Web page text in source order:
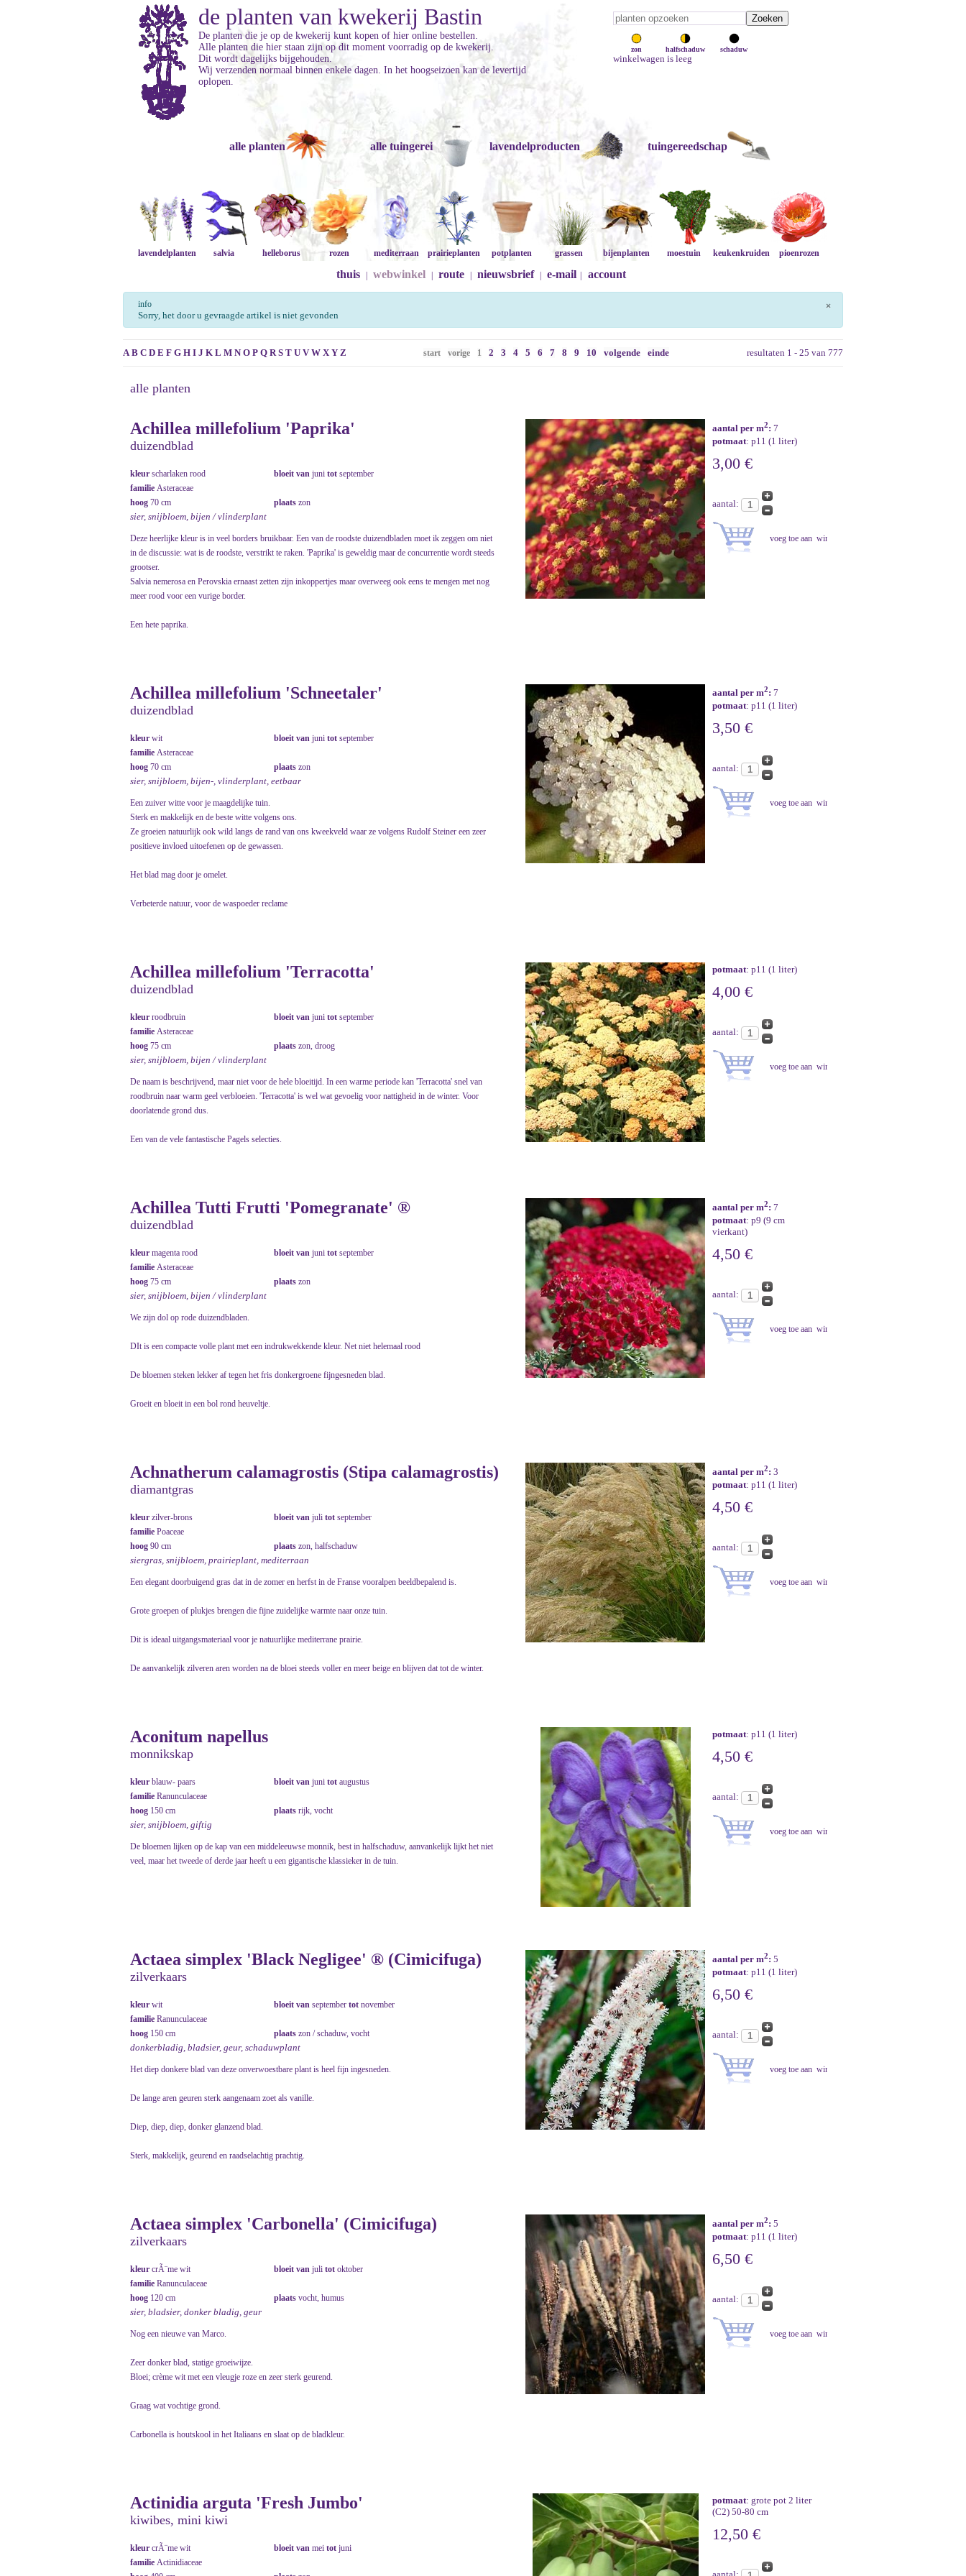
zon halfschaduw schaduw
winkelwagen is leeg
de planten van kwekerij Bastin
De planten die je op de kwekerij kunt kopen of hier online bestellen.
Alle planten die hier staan zijn op dit moment voorradig op de kwekerij.
Dit wordt dagelijks bijgehouden.
Wij verzenden normaal binnen enkele dagen. In het hoogseizoen kan de levertijd
oplopen.
alle planten alle tuingerei lavendelproducten tuingereedschap
lavendelplanten salvia helleborus rozen mediterraan prairieplanten potplanten grassen bijenplanten moestuin keukenkruiden pioenrozen
thuis webwinkel route nieuwsbrief e-mail account
×
info
Sorry, het door u gevraagde artikel is niet gevonden
A B C D E F G H I J K L M N O P Q R S T U V W X Y Z resultaten 1 - 25 van 777
start vorige 1 2 3 4 5 6 7 8 9 10 volgende einde
alle planten
Achillea millefolium 'Paprika'
duizendblad
kleur scharlaken rood bloeit van juni tot september
familie Asteraceae
hoog 70 cm plaats zon
sier, snijbloem, bijen / vlinderplant
Deze heerlijke kleur is in veel borders bruikbaar. Een van de roodste duizendbladen moet ik zeggen om niet
in de discussie: wat is de roodste, verstrikt te raken. 'Paprika' is geweldig maar de concurrentie wordt steeds
grootser.
Salvia nemerosa en Perovskia ernaast zetten zijn inkoppertjes maar overweeg ook eens te mengen met nog
meer rood voor een vurige border.
Een hete paprika.
aantal per m2: 7
potmaat: p11 (1 liter)
3,00 €
aantal:
Achillea millefolium 'Schneetaler'
duizendblad
kleur wit bloeit van juni tot september
familie Asteraceae
hoog 70 cm plaats zon
sier, snijbloem, bijen-, vlinderplant, eetbaar
Een zuiver witte voor je maagdelijke tuin.
Sterk en makkelijk en de beste witte volgens ons.
Ze groeien natuurlijk ook wild langs de rand van ons kweekveld waar ze volgens Rudolf Steiner een zeer
positieve invloed uitoefenen op de gewassen.
Het blad mag door je omelet.
Verbeterde natuur, voor de waspoeder reclame
aantal per m2: 7
potmaat: p11 (1 liter)
3,50 €
aantal:
Achillea millefolium 'Terracotta'
duizendblad
kleur roodbruin bloeit van juni tot september
familie Asteraceae
hoog 75 cm plaats zon, droog
sier, snijbloem, bijen / vlinderplant
De naam is beschrijvend, maar niet voor de hele bloeitijd. In een warme periode kan 'Terracotta' snel van
roodbruin naar warm geel verbloeien. 'Terracotta' is wel wat gevoelig voor nattigheid in de winter. Voor
doorlatende grond dus.
Een van de vele fantastische Pagels selecties.
potmaat: p11 (1 liter)
4,00 €
aantal:
Achillea Tutti Frutti 'Pomegranate' ®
duizendblad
kleur magenta rood bloeit van juni tot september
familie Asteraceae
hoog 75 cm plaats zon
sier, snijbloem, bijen / vlinderplant
We zijn dol op rode duizendbladen.
DIt is een compacte volle plant met een indrukwekkende kleur. Net niet helemaal rood
De bloemen steken lekker af tegen het fris donkergroene fijngesneden blad.
Groeit en bloeit in een bol rond heuveltje.
aantal per m2: 7
potmaat: p9 (9 cm
vierkant)
4,50 €
aantal:
Achnatherum calamagrostis (Stipa calamagrostis)
diamantgras
kleur zilver-brons bloeit van juli tot september
familie Poaceae
hoog 90 cm plaats zon, halfschaduw
siergras, snijbloem, prairieplant, mediterraan
Een elegant doorbuigend gras dat in de zomer en herfst in de Franse vooralpen beeldbepalend is.
Grote groepen of plukjes brengen die fijne zuidelijke warmte naar onze tuin.
Dit is ideaal uitgangsmateriaal voor je natuurlijke mediterrane prairie.
De aanvankelijk zilveren aren worden na de bloei steeds voller en meer beige en blijven dat tot de winter.
aantal per m2: 3
potmaat: p11 (1 liter)
4,50 €
aantal:
Aconitum napellus
monnikskap
kleur blauw- paars bloeit van juni tot augustus
familie Ranunculaceae
hoog 150 cm plaats rijk, vocht
sier, snijbloem, giftig
De bloemen lijken op de kap van een middeleeuwse monnik, best in halfschaduw, aanvankelijk lijkt het niet
veel, maar het tweede of derde jaar heeft u een gigantische klassieker in de tuin.
potmaat: p11 (1 liter)
4,50 €
aantal:
Actaea simplex 'Black Negligee' ® (Cimicifuga)
zilverkaars
kleur wit bloeit van september tot november
familie Ranunculaceae
hoog 150 cm plaats zon / schaduw, vocht
donkerbladig, bladsier, geur, schaduwplant
Het diep donkere blad van deze onverwoestbare plant is heel fijn ingesneden.
De lange aren geuren sterk aangenaam zoet als vanille.
Diep, diep, diep, donker glanzend blad.
Sterk, makkelijk, geurend en raadselachtig prachtig.
aantal per m2: 5
potmaat: p11 (1 liter)
6,50 €
aantal:
Actaea simplex 'Carbonella' (Cimicifuga)
zilverkaars
kleur crÃ¨me wit bloeit van juli tot oktober
familie Ranunculaceae
hoog 120 cm plaats vocht, humus
sier, bladsier, donker bladig, geur
Nog een nieuwe van Marco.
Zeer donker blad, statige groeiwijze.
Bloei; crème wit met een vleugje roze en zeer sterk geurend.
Graag wat vochtige grond.
Carbonella is houtskool in het Italiaans en slaat op de bladkleur.
aantal per m2: 5
potmaat: p11 (1 liter)
6,50 €
aantal:
Actinidia arguta 'Fresh Jumbo'
kiwibes, mini kiwi
kleur crÃ¨me wit bloeit van mei tot juni
familie Actinidiaceae
potmaat: grote pot 2 liter
(C2) 50-80 cm
12,50 €